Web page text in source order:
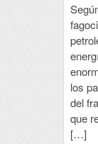
los
del
que
[…]